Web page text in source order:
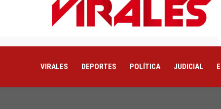
VIRALES DEPORTES POLÍTICA JUDICIAL